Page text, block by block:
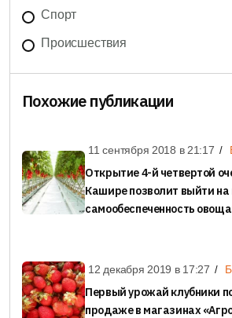
Спорт
Происшествия
Похожие публикации
11 сентября 2018 в 21:17
Открытие 4-й четвертой
Кашире позволит выйти на
самообеспеченность
12 декабря 2019 в 17:27
Первый урожай клубники
продаже в магазинах